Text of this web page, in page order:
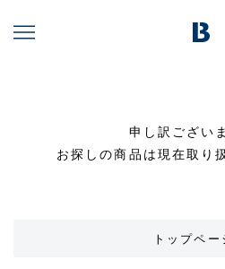
申し訳ござい
お探しの商品は現在取り
トップペー